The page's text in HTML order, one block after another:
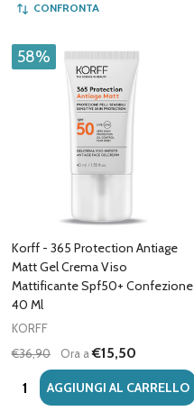
CONFRONTA
58%
Korff - 365 Protection Antiage
Matt Gel Crema Viso
Mattificante Spf50+ Confezione
40 Ml
KORFF
€36,90
Ora a€15,50
Quantità:AGGIUNGI AL CARRELLO